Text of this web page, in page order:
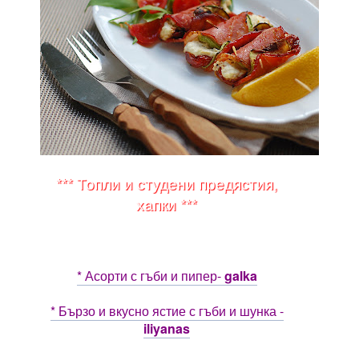
*** Топли и студени предястия,
хапки ***
* Асорти с гъби и пипер-galka
* Бързо и вкусно ястие с гъби и шунка -
iliyanas